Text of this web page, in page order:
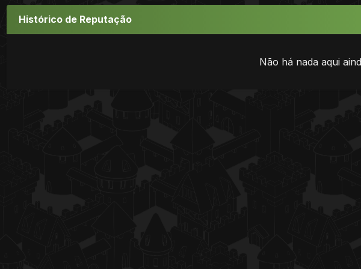
Histórico de Reputação
Não há nada aqui